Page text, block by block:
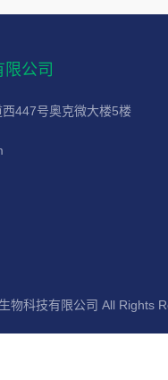
公司
447号奥克微大楼5楼
物科技有限公司 All Rights